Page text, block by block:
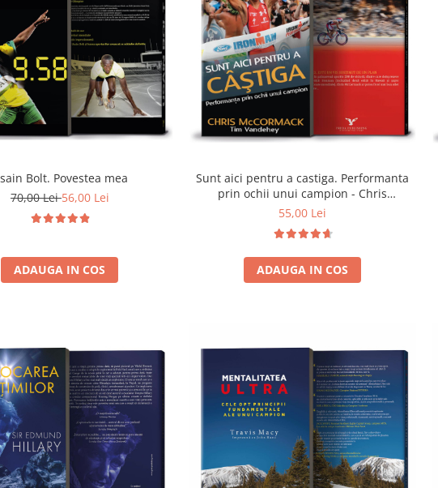
Bolt. Povestea mea
70,00 Lei56,00 Lei
ADAUGA IN COS
Sunt aici pentru a castiga. Performanta
prin ochii unui campion - Chris
McCormack
55,00 Lei
ADAUGA IN COS